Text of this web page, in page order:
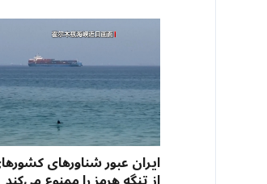
ایران عبور شناورهای